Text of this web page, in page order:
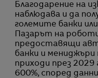
Благодарение на
наблюдава и да
големите банки
Пазарът на
предоставящи
банки и мениджъри
приходи през 2029
600%, според